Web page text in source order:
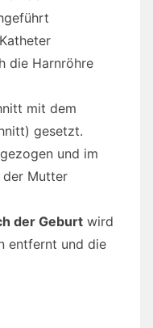
die Harnröhre
mit dem
gesetzt.
und im
der Mutter
der Geburt wird
entfernt und die